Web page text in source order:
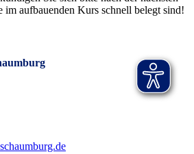
im aufbauenden Kurs schnell belegt sind!